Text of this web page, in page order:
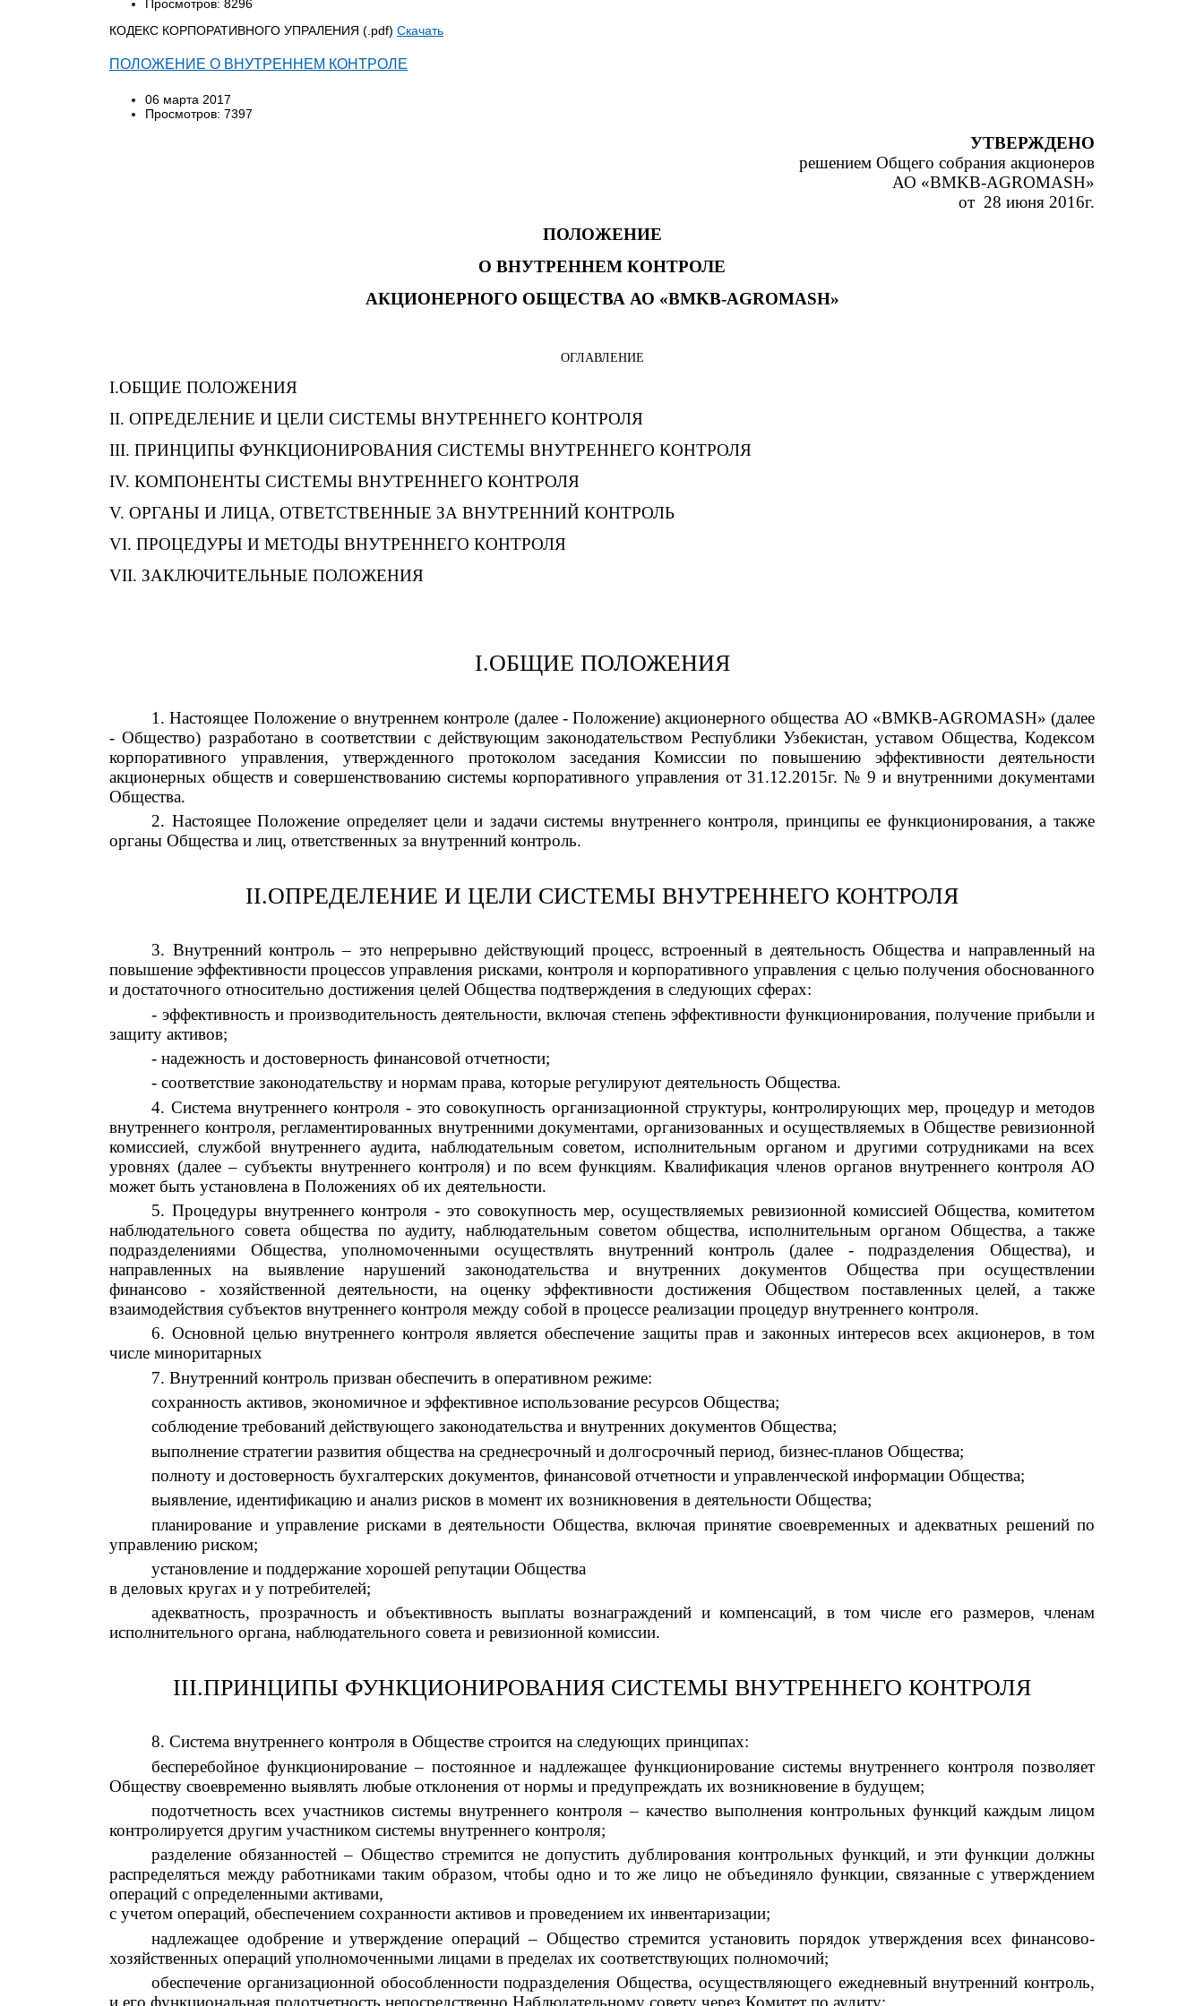
Просмотров: 8296
КОДЕКС КОРПОРАТИВНОГО УПРАЛЕНИЯ (.pdf) Скачать
ПОЛОЖЕНИЕ О ВНУТРЕННЕМ КОНТРОЛЕ
06 марта 2017
Просмотров: 7397
УТВЕРЖДЕНО
решением Общего собрания акционеров
АО «BMKB-AGROMASH»
от 28 июня 2016г.
ПОЛОЖЕНИЕ
О ВНУТРЕННЕМ КОНТРОЛЕ
АКЦИОНЕРНОГО ОБЩЕСТВА АО «BMKB-AGROMASH»
ОГЛАВЛЕНИЕ
I.ОБЩИЕ ПОЛОЖЕНИЯ
II. ОПРЕДЕЛЕНИЕ И ЦЕЛИ СИСТЕМЫ ВНУТРЕННЕГО КОНТРОЛЯ
III. ПРИНЦИПЫ ФУНКЦИОНИРОВАНИЯ СИСТЕМЫ ВНУТРЕННЕГО КОНТРОЛЯ
IV. КОМПОНЕНТЫ СИСТЕМЫ ВНУТРЕННЕГО КОНТРОЛЯ
V. ОРГАНЫ И ЛИЦА, ОТВЕТСТВЕННЫЕ ЗА ВНУТРЕННИЙ КОНТРОЛЬ
VI. ПРОЦЕДУРЫ И МЕТОДЫ ВНУТРЕННЕГО КОНТРОЛЯ
VII. ЗАКЛЮЧИТЕЛЬНЫЕ ПОЛОЖЕНИЯ
I.ОБЩИЕ ПОЛОЖЕНИЯ
1. Настоящее Положение о внутреннем контроле (далее - Положение) акционерного общества АО «BMKB-AGROMASH» (далее
- Общество) разработано в соответствии с действующим законодательством Республики Узбекистан, уставом Общества, Кодексом
корпоративного управления, утвержденного протоколом заседания Комиссии по повышению эффективности деятельности
акционерных обществ и совершенствованию системы корпоративного управления от 31.12.2015г. № 9 и внутренними документами
Общества.
2. Настоящее Положение определяет цели и задачи системы внутреннего контроля, принципы ее функционирования, а также
органы Общества и лиц, ответственных за внутренний контроль.
II.ОПРЕДЕЛЕНИЕ И ЦЕЛИ СИСТЕМЫ ВНУТРЕННЕГО КОНТРОЛЯ
3. Внутренний контроль – это непрерывно действующий процесс, встроенный в деятельность Общества и направленный на
повышение эффективности процессов управления рисками, контроля и корпоративного управления с целью получения обоснованного
и достаточного относительно достижения целей Общества подтверждения в следующих сферах:
- эффективность и производительность деятельности, включая степень эффективности функционирования, получение прибыли и
защиту активов;
- надежность и достоверность финансовой отчетности;
- соответствие законодательству и нормам права, которые регулируют деятельность Общества.
4. Система внутреннего контроля - это совокупность организационной структуры, контролирующих мер, процедур и методов
внутреннего контроля, регламентированных внутренними документами, организованных и осуществляемых в Обществе ревизионной
комиссией, службой внутреннего аудита, наблюдательным советом, исполнительным органом и другими сотрудниками на всех
уровнях (далее – субъекты внутреннего контроля) и по всем функциям. Квалификация членов органов внутреннего контроля АО
может быть установлена в Положениях об их деятельности.
5. Процедуры внутреннего контроля - это совокупность мер, осуществляемых ревизионной комиссией Общества, комитетом
наблюдательного совета общества по аудиту, наблюдательным советом общества, исполнительным органом Общества, а также
подразделениями Общества, уполномоченными осуществлять внутренний контроль (далее - подразделения Общества), и
направленных на выявление нарушений законодательства и внутренних документов Общества при осуществлении
финансово - хозяйственной деятельности, на оценку эффективности достижения Обществом поставленных целей, а также
взаимодействия субъектов внутреннего контроля между собой в процессе реализации процедур внутреннего контроля.
6. Основной целью внутреннего контроля является обеспечение защиты прав и законных интересов всех акционеров, в том
числе миноритарных
7. Внутренний контроль призван обеспечить в оперативном режиме:
сохранность активов, экономичное и эффективное использование ресурсов Общества;
соблюдение требований действующего законодательства и внутренних документов Общества;
выполнение стратегии развития общества на среднесрочный и долгосрочный период, бизнес-планов Общества;
полноту и достоверность бухгалтерских документов, финансовой отчетности и управленческой информации Общества;
выявление, идентификацию и анализ рисков в момент их возникновения в деятельности Общества;
планирование и управление рисками в деятельности Общества, включая принятие своевременных и адекватных решений по
управлению риском;
установление и поддержание хорошей репутации Общества
в деловых кругах и у потребителей;
адекватность, прозрачность и объективность выплаты вознаграждений и компенсаций, в том числе его размеров, членам
исполнительного органа, наблюдательного совета и ревизионной комиссии.
III.ПРИНЦИПЫ ФУНКЦИОНИРОВАНИЯ СИСТЕМЫ ВНУТРЕННЕГО КОНТРОЛЯ
8. Система внутреннего контроля в Обществе строится на следующих принципах:
бесперебойное функционирование – постоянное и надлежащее функционирование системы внутреннего контроля позволяет
Обществу своевременно выявлять любые отклонения от нормы и предупреждать их возникновение в будущем;
подотчетность всех участников системы внутреннего контроля – качество выполнения контрольных функций каждым лицом
контролируется другим участником системы внутреннего контроля;
разделение обязанностей – Общество стремится не допустить дублирования контрольных функций, и эти функции должны
распределяться между работниками таким образом, чтобы одно и то же лицо не объединяло функции, связанные с утверждением
операций с определенными активами,
с учетом операций, обеспечением сохранности активов и проведением их инвентаризации;
надлежащее одобрение и утверждение операций – Общество стремится установить порядок утверждения всех финансово-
хозяйственных операций уполномоченными лицами в пределах их соответствующих полномочий;
обеспечение организационной обособленности подразделения Общества, осуществляющего ежедневный внутренний контроль,
и его функциональная подотчетность непосредственно Наблюдательному совету через Комитет по аудиту;